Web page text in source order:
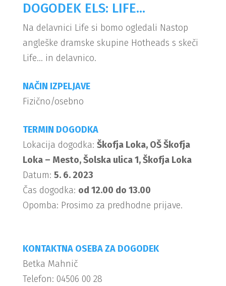
DOGODEK ELS: LIFE...
Na delavnici Life si bomo ogledali Nastop
angleške dramske skupine Hotheads s skeči
Life... in delavnico.
NAČIN IZPELJAVE
Fizično/osebno
TERMIN DOGODKA
Lokacija dogodka: Škofja Loka, OŠ Škofja
Loka – Mesto, Šolska ulica 1, Škofja Loka
Datum: 5. 6. 2023
Čas dogodka: od 12.00 do 13.00
Opomba: Prosimo za predhodne prijave.
KONTAKTNA OSEBA ZA DOGODEK
Betka Mahnič
Telefon: 04506 00 28